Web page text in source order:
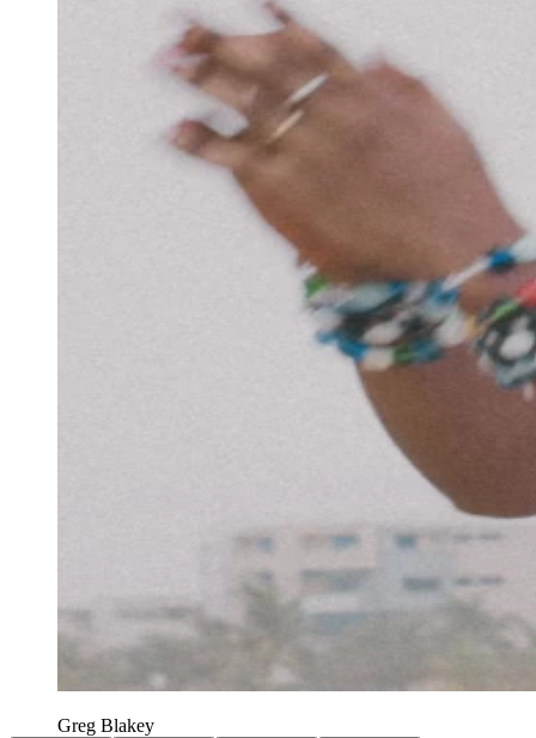
Greg Blakey